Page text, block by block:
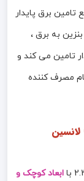
یک منبع تامین برق پایدار
به برق ،
صورت پایدار تامین می کند و
مصرف کننده
موتوربرق بنزینی سایلنت GR2300iS لانسین
ابعاد کوچک و